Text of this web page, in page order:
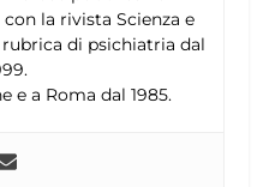
la rivista Scienza e
di psichiatria dal
e a Roma dal 1985.